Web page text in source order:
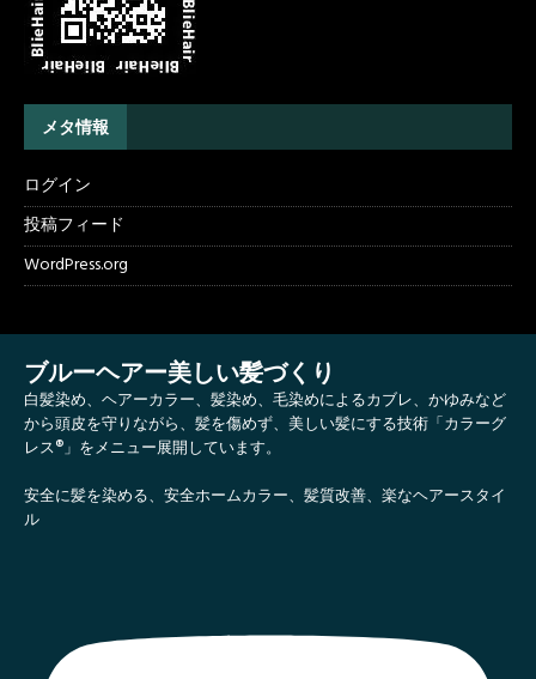
メタ情報
ログイン
投稿フィード
WordPress.org
ブルーヘアー美しい髪づくり
白髪染め、ヘアーカラー、髪染め、毛染めによるカブレ、かゆみなど
から頭皮を守りながら、髪を傷めず、美しい髪にする技術「カラーグ
レス®」をメニュー展開しています。
安全に髪を染める、安全ホームカラー、髪質改善、楽なヘアースタイ
ル